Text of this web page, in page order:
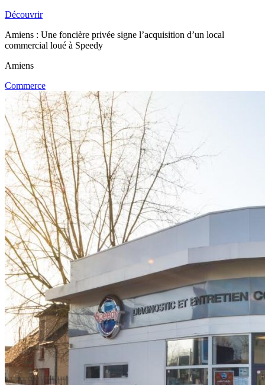
Découvrir
Amiens : Une foncière privée signe l’acquisition d’un local
commercial loué à Speedy
Amiens
Commerce